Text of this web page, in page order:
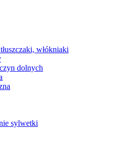
włókniaki
dolnych
sylwetki